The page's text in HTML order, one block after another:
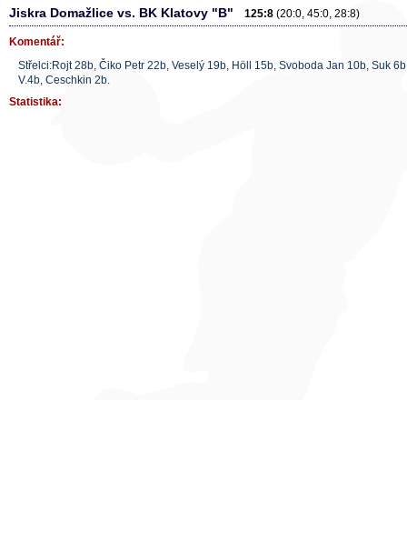
Jiskra Domažlice vs. BK Klatovy "B" 125:8 (20:0, 45:0, 28:8)
Komentář:
Střelci:Rojt 28b, Čiko Petr 22b, Veselý 19b, Höll 15b, Svoboda Jan 10b, Suk
V.4b, Ceschkin 2b.
Statistika: